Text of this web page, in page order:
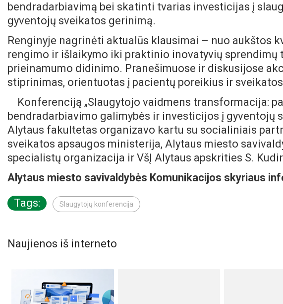
bendradarbiavimą bei skatinti tvarias investicijas į
gyventojų sveikatos gerinimą.
Renginyje nagrinėti aktualūs klausimai – nuo aukštos
rengimo ir išlaikymo iki praktinio inovatyvių sprendimų
prieinamumo didinimo. Pranešimuose ir diskusijose
stiprinimas, orientuotas į pacientų poreikius ir
Konferenciją „Slaugytojo vaidmens transformacija:
bendradarbiavimo galimybės ir investicijos į gyventojų
Alytaus fakultetas organizavo kartu su socialiniais
sveikatos apsaugos ministerija, Alytaus miesto
specialistų organizacija ir VšĮ Alytaus apskrities S.
Alytaus miesto savivaldybės Komunikacijos skyriaus
Tags: Slaugytojų konferencija
Naujienos iš interneto